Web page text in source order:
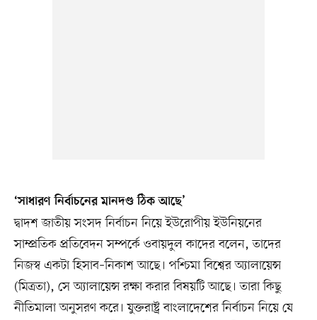
‘সাধারণ নির্বাচনের মানদণ্ড ঠিক আছে’
দ্বাদশ জাতীয় সংসদ নির্বাচন নিয়ে ইউরোপীয় ইউনিয়নের
সাম্প্রতিক প্রতিবেদন সম্পর্কে ওবায়দুল কাদের বলেন, তাদের
নিজস্ব একটা হিসাব–নিকাশ আছে। পশ্চিমা বিশ্বের অ্যালায়েন্স
(মিত্রতা), সে অ্যালায়েন্স রক্ষা করার বিষয়টি আছে। তারা কিছু
নীতিমালা অনুসরণ করে। যুক্তরাষ্ট্র বাংলাদেশের নির্বাচন নিয়ে যে